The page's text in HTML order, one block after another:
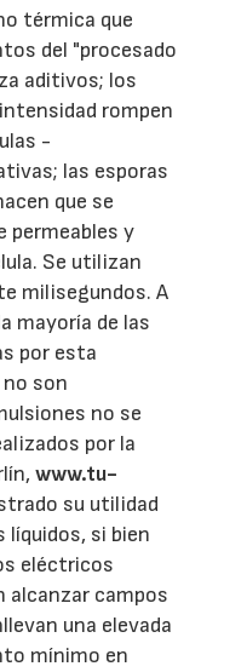
térmica que
del "procesado
aditivos; los
rompen
-
las esporas
que se
permeables y
Se utilizan
milisegundos. A
mayoría de las
por esta
son
no se
por la
www.tu-
su utilidad
si bien
eléctricos
campos
una elevada
mínimo en